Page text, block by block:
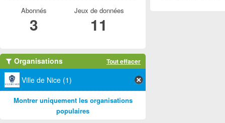
Abonnés
3
Jeux de données
11
Organisations Tout effacer
Ville de Nice (1)
Montrer uniquement les organisations
populaires